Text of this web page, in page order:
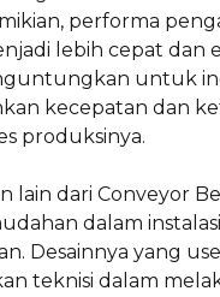
performa
lebih cepat dan
untuk
kecepatan dan
produksinya.
lain dari Conveyor
dalam
Desainnya yang
teknisi dalam